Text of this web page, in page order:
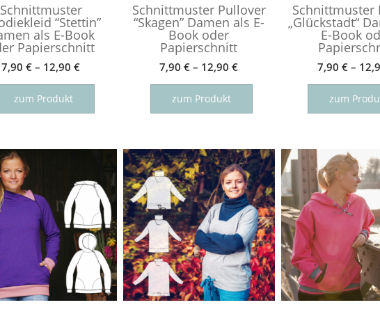
Schnittmuster
“Stettin”
als E-Book
Papierschnitt
7,90€ – 12,90€
zum Produkt
Dieses
weist
Varianten
Die
Optionen
können
auf
der
Produktseite
gewählt
werden
Schnittmuster Pullover
“Skagen” Damen als E-
Book oder
Papierschnitt
7,90€ – 12,90€
zum Produkt
Dieses
weist
Varianten
auf.
Die
Optionen
können
auf
der
Produktseite
gewählt
werden
Schnittmuster
„Glückstadt“
E-Book
7,90 €–
zum